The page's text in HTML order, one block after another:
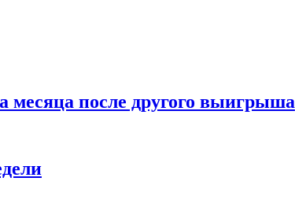
месяца после другого выигрыша